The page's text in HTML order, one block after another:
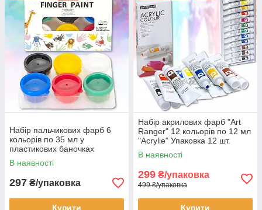
Набір пальчикових фарб 6
кольорів по 35 мл у
пластикових баночках
RFC0635-2
В наявності
297 ₴/упаковка
Купити
Набір акрилових фарб "Art
Ranger" 12 кольорів по 12 мл
"Acrylie" Упаковка 12 шт.
В наявності
299 ₴/упаковка
499 ₴/упаковка
Купити